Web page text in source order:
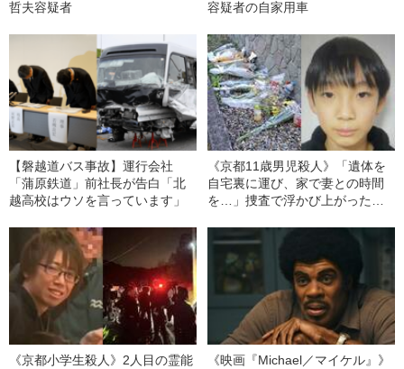
哲夫容疑者
容疑者の自家用車
【磐越道バス事故】運行会社
「蒲原鉄道」前社長が告白「北
越高校はウソを言っています」
《京都11歳男児殺人》「遺体を
自宅裏に運び、家で妻との時間
を…」捜査で浮かび上がった安
《京都小学生殺人》2人目の霊能
《映画『Michael／マイケル』》